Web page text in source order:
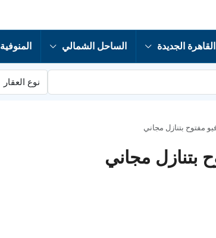
القاهرة الجديدة الساحل الشمالي المنوفية
نوع العقار